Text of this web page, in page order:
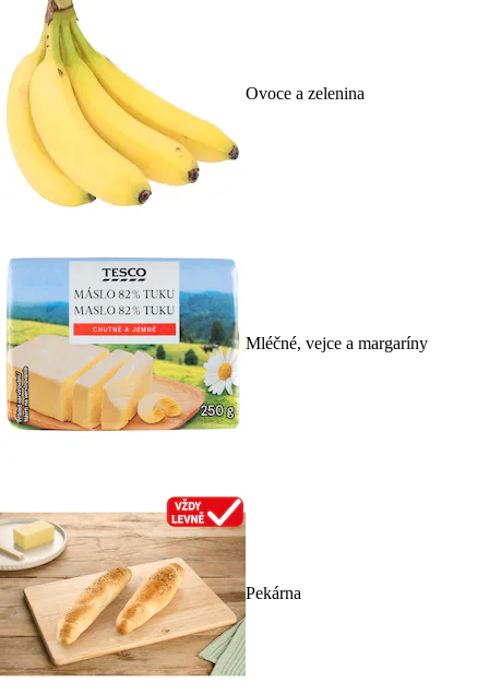
Ovoce a zelenina
Mléčné, vejce a margaríny
Pekárna